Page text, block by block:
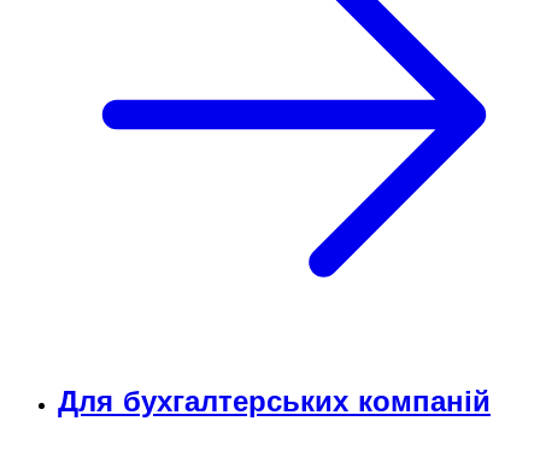
Для бухгалтерських компаній